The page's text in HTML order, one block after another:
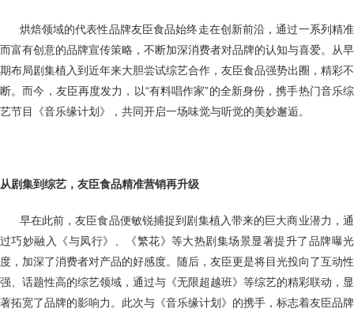
烘焙领域的代表性品牌友臣食品始终走在创新前沿，通过一系列精准
而富有创意的品牌宣传策略，不断加深消费者对品牌的认知与喜爱。从早
期布局剧集植入到近年来大胆尝试综艺合作，友臣食品强势出圈，精彩不
断。而今，友臣再度发力，以“有料唱作家”的全新身份，携手热门音乐综
艺节目《音乐缘计划》，共同开启一场味觉与听觉的美妙邂逅。
从剧集到综艺，友臣食品精准营销再升级
早在此前，友臣食品便敏锐捕捉到剧集植入带来的巨大商业潜力，通
过巧妙融入《与凤行》、《繁花》等大热剧集场景显著提升了品牌曝光
度，加深了消费者对产品的好感度。随后，友臣更是将目光投向了互动性
强、话题性高的综艺领域，通过与《无限超越班》等综艺的精彩联动，显
著拓宽了品牌的影响力。此次与《音乐缘计划》的携手，标志着友臣品牌